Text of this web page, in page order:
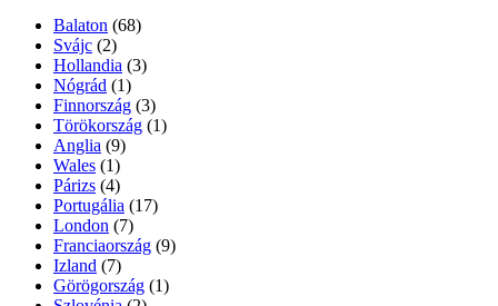
Balaton (68)
Svájc (2)
Hollandia (3)
Nógrád (1)
Finnország (3)
Törökország (1)
Anglia (9)
Wales (1)
Párizs (4)
Portugália (17)
London (7)
Franciaország (9)
Izland (7)
Görögország (1)